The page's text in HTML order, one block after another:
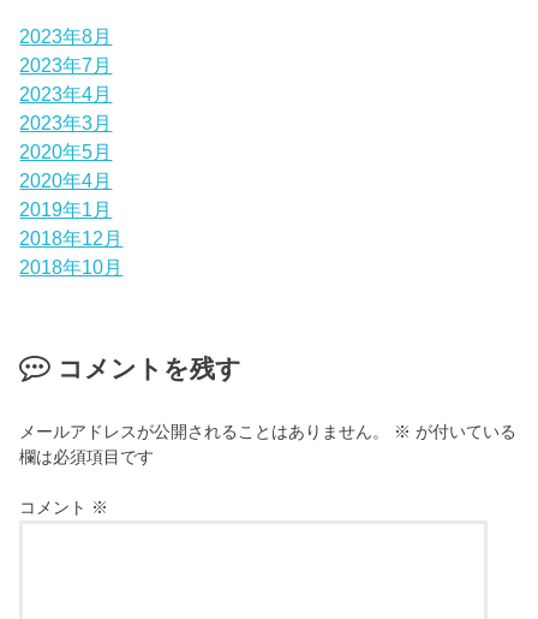
2023年8月
2023年7月
2023年4月
2023年3月
2020年5月
2020年4月
2019年1月
2018年12月
2018年10月
コメントを残す
メールアドレスが公開されることはありません。 ※ が付いている
欄は必須項目です
コメント ※